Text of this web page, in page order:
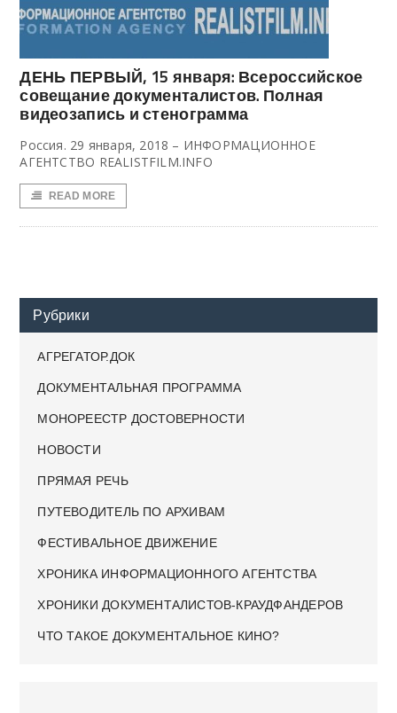
ДЕНЬ ПЕРВЫЙ, 15 января: Всероссийское
совещание документалистов. Полная
видеозапись и стенограмма
Россия. 29 января, 2018 – ИНФОРМАЦИОННОЕ
АГЕНТСТВО REALISTFILM.INFO
READ MORE
Рубрики
АГРЕГАТОР.ДОК
ДОКУМЕНТАЛЬНАЯ ПРОГРАММА
МОНОРЕЕСТР ДОСТОВЕРНОСТИ
НОВОСТИ
ПРЯМАЯ РЕЧЬ
ПУТЕВОДИТЕЛЬ ПО АРХИВАМ
ФЕСТИВАЛЬНОЕ ДВИЖЕНИЕ
ХРОНИКА ИНФОРМАЦИОННОГО АГЕНТСТВА
ХРОНИКИ ДОКУМЕНТАЛИСТОВ-КРАУДФАНДЕРОВ
ЧТО ТАКОЕ ДОКУМЕНТАЛЬНОЕ КИНО?